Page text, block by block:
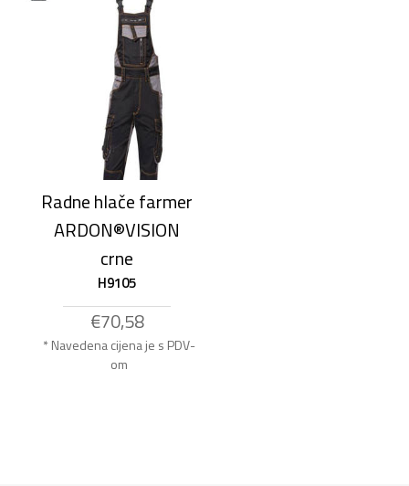
Radne hlače farmer
ARDON®VISION
crne
H9105
€70,58
* Navedena cijena je s PDV-
om